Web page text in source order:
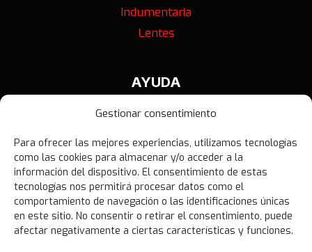
Gestionar consentimiento
Para ofrecer las mejores experiencias, utilizamos tecnologías
como las cookies para almacenar y/o acceder a la
información del dispositivo. El consentimiento de estas
tecnologías nos permitirá procesar datos como el
comportamiento de navegación o las identificaciones únicas
en este sitio. No consentir o retirar el consentimiento, puede
afectar negativamente a ciertas características y funciones.
Indumentaria
Lentes
AYUDA
Contáctanos
Política de Privacidad
Política de Devoluciones
Libro de Reclamaciones